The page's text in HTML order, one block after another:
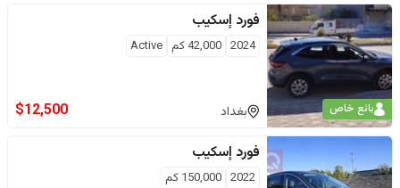
بائع خاص
فورد إسكيب
2024
42,000كم Active
بغداد $12,500
فورد إسكيب
2022
150,000 كم